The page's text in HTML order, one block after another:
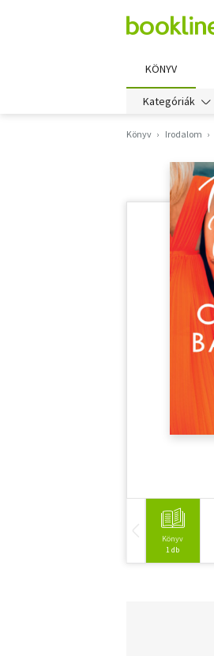
KÖNYV
Kategóriák
Könyv Irodalom
Könyv
1 db